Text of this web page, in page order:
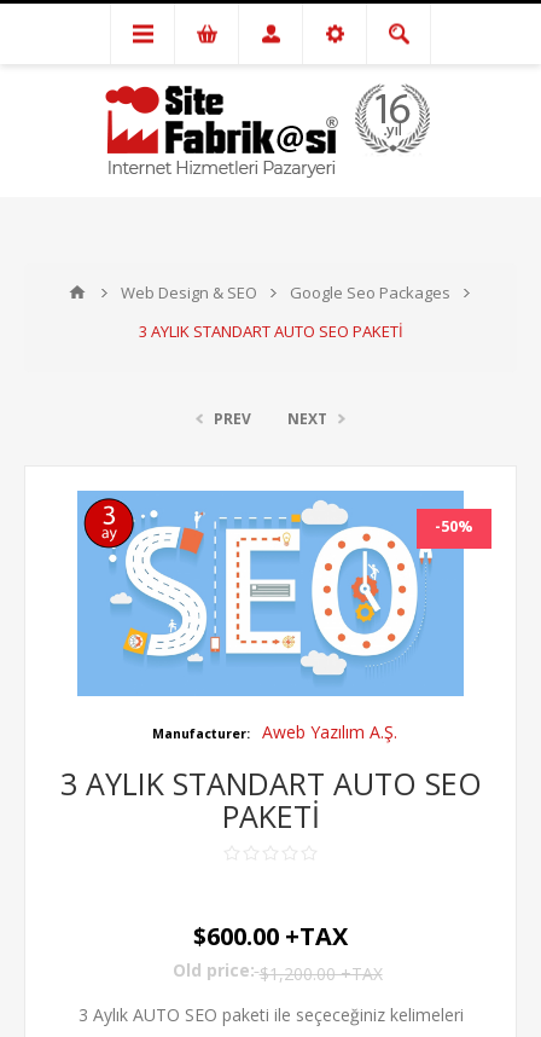
Web Design & SEO
Google Seo Packages
3 AYLIK STANDART AUTO SEO PAKETİ
PREV NEXT
-50%
Manufacturer: Aweb Yazılım A.Ş.
3 AYLIK STANDART AUTO SEO
PAKETİ
$600.00 +TAX
Old price: $1,200.00 +TAX
3 Aylık AUTO SEO paketi ile seçeceğiniz kelimeleri